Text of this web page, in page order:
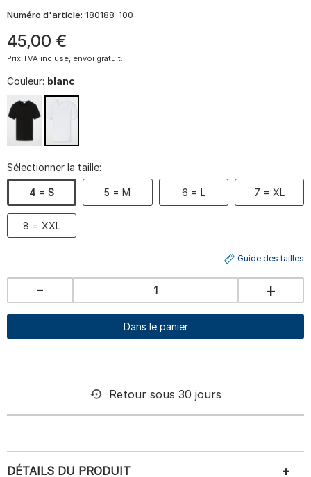
Numéro d'article: 180188-100
45,00 €
Prix TVA incluse, envoi gratuit.
Couleur: blanc
Sélectionner la taille:
4 = S 5 = M 6 = L 7 = XL
8 = XXL
Guide des tailles
- +
Dans le panier
Retour sous 30 jours
DÉTAILS DU PRODUIT